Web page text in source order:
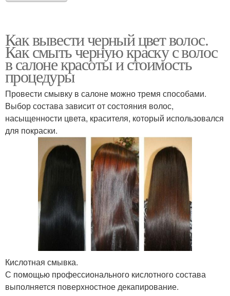
Как вывести черный цвет волос.
Как смыть черную краску с волос
в салоне красоты и стоимость
процедуры
Провести смывку в салоне можно тремя способами.
Выбор состава зависит от состояния волос,
насыщенности цвета, красителя, который использовался
для покраски.
Кислотная смывка.
С помощью профессионального кислотного состава
выполняется поверхностное декапирование.